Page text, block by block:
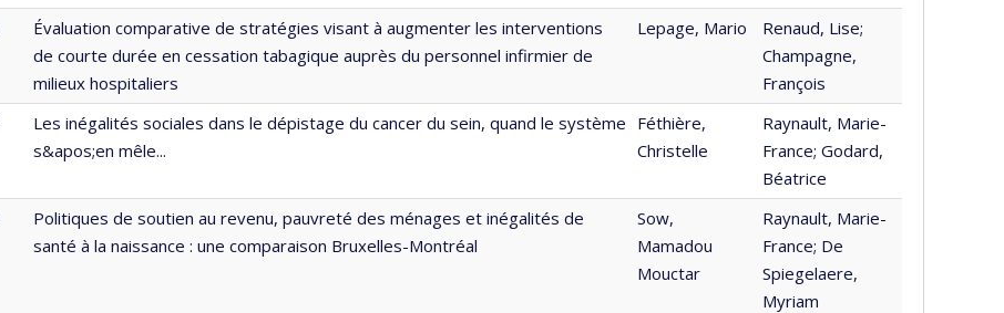
Évaluation comparative de stratégies visant à augmenter les interventions
de courte durée en cessation tabagique auprès du personnel infirmier de
milieux hospitaliers
Lepage, Mario
Renaud, Lise;
Champagne,
François
Les inégalités sociales dans le dépistage du cancer du sein, quand le système
s&apos;en mêle...
Féthière,
Christelle
Raynault, Marie-
France; Godard,
Béatrice
Politiques de soutien au revenu, pauvreté des ménages et inégalités de
santé à la naissance : une comparaison Bruxelles-Montréal
Sow,
Mamadou
Mouctar
Raynault, Marie-
France; De
Spiegelaere,
Myriam